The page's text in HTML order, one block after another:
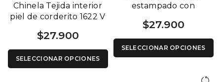
estampado con
1120 B
$27.900
SELECCIONAR OPCIONES
Chinela Tejida interior
piel de corderito 1622 V
$27.900
SELECCIONAR OPCIONES